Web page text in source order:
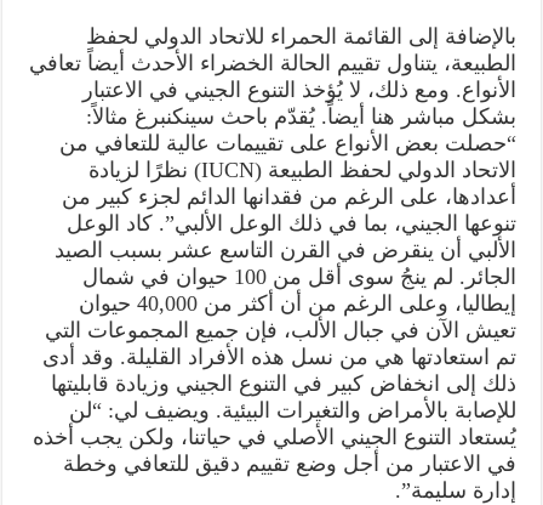
بالإضافة إلى القائمة الحمراء للاتحاد الدولي لحفظ
الطبيعة، يتناول تقييم الحالة الخضراء الأحدث أيضاً تعافي
الأنواع. ومع ذلك، لا يُؤخذ التنوع الجيني في الاعتبار
بشكل مباشر هنا أيضاً. يُقدّم باحث سينكنبرغ مثالاً:
“حصلت بعض الأنواع على تقييمات عالية للتعافي من
الاتحاد الدولي لحفظ الطبيعة (IUCN) نظرًا لزيادة
أعدادها، على الرغم من فقدانها الدائم لجزء كبير من
تنوعها الجيني، بما في ذلك الوعل الألبي”. كاد الوعل
الألبي أن ينقرض في القرن التاسع عشر بسبب الصيد
الجائر. لم ينجُ سوى أقل من 100 حيوان في شمال
إيطاليا، وعلى الرغم من أن أكثر من 40,000 حيوان
تعيش الآن في جبال الألب، فإن جميع المجموعات التي
تم استعادتها هي من نسل هذه الأفراد القليلة. وقد أدى
ذلك إلى انخفاض كبير في التنوع الجيني وزيادة قابليتها
للإصابة بالأمراض والتغيرات البيئية. ويضيف لي: “لن
يُستعاد التنوع الجيني الأصلي في حياتنا، ولكن يجب أخذه
في الاعتبار من أجل وضع تقييم دقيق للتعافي وخطة
إدارة سليمة”.